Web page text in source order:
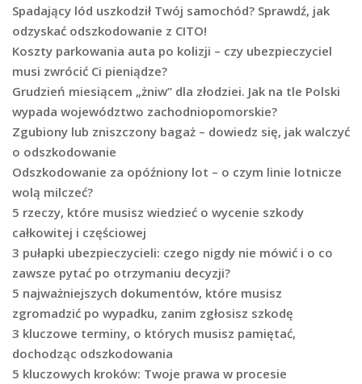
Spadający lód uszkodził Twój samochód? Sprawdź, jak
odzyskać odszkodowanie z CITO!
Koszty parkowania auta po kolizji – czy ubezpieczyciel
musi zwrócić Ci pieniądze?
Grudzień miesiącem „żniw” dla złodziei. Jak na tle Polski
wypada województwo zachodniopomorskie?
Zgubiony lub zniszczony bagaż – dowiedz się, jak walczyć
o odszkodowanie
Odszkodowanie za opóźniony lot – o czym linie lotnicze
wolą milczeć?
5 rzeczy, które musisz wiedzieć o wycenie szkody
całkowitej i częściowej
3 pułapki ubezpieczycieli: czego nigdy nie mówić i o co
zawsze pytać po otrzymaniu decyzji?
5 najważniejszych dokumentów, które musisz
zgromadzić po wypadku, zanim zgłosisz szkodę
3 kluczowe terminy, o których musisz pamiętać,
dochodząc odszkodowania
5 kluczowych kroków: Twoje prawa w procesie